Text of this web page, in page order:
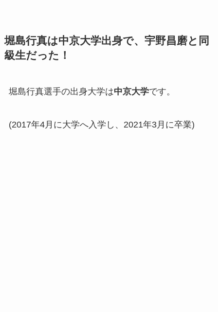
堀島行真は中京大学出身で、宇野昌磨と同
級生だった！
堀島行真選手の出身大学は中京大学です。
(2017年4月に大学へ入学し、2021年3月に卒業)